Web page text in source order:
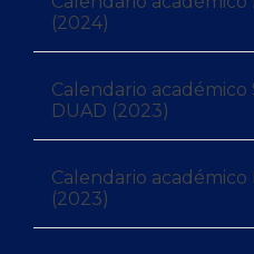
Consulta aquí el
(2024)
Consulta aquí el
Calendario
DUAD (2023)
Consulta aquí el
Calendario
(2023)